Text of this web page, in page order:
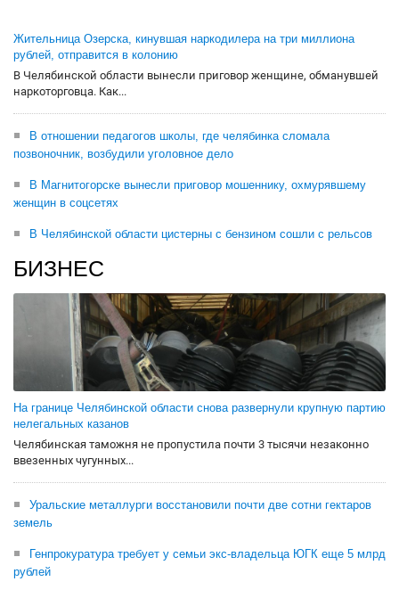
Жительница Озерска, кинувшая наркодилера на три миллиона
рублей, отправится в колонию
В Челябинской области вынесли приговор женщине, обманувшей
наркоторговца. Как...
В отношении педагогов школы, где челябинка сломала
позвоночник, возбудили уголовное дело
В Магнитогорске вынесли приговор мошеннику, охмурявшему
женщин в соцсетях
В Челябинской области цистерны с бензином сошли с рельсов
БИЗНЕС
На границе Челябинской области снова развернули крупную партию
нелегальных казанов
Челябинская таможня не пропустила почти 3 тысячи незаконно
ввезенных чугунных...
Уральские металлурги восстановили почти две сотни гектаров
земель
Генпрокуратура требует у семьи экс-владельца ЮГК еще 5 млрд
рублей